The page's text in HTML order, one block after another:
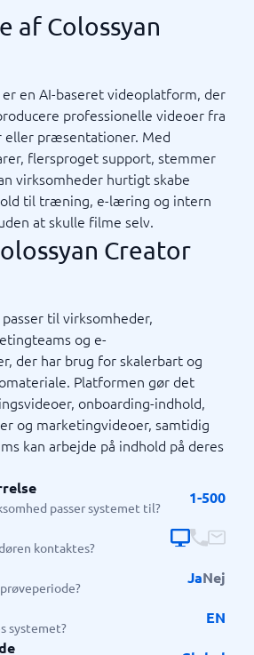
af Colossyan
er en AI-baseret videoplatform, der
professionelle videoer fra
eller præsentationer. Med
flersproget support, stemmer
virksomheder hurtigt skabe
til træning, e-læring og intern
at skulle filme selv.
Creator
til virksomheder,
og e-
der har brug for skalerbart og
Platformen gør det
onboarding-indhold,
og marketingvideoer, samtidig
kan arbejde på indhold på deres
passer systemet til?
1-500
kontaktes?
JaNej
systemet?
EN